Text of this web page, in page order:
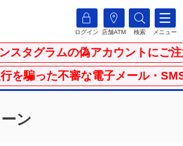
ログイン 店舗ATM 検索 メニュー
スタグラムの偽アカウントにご注
騙った不審な電子メール・
ン